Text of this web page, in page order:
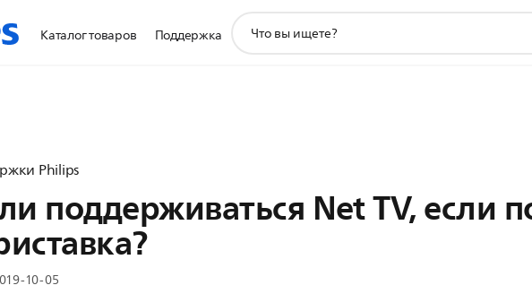
Каталог товаров Поддержка
поддержки
Philips
поддерживаться Net TV, если
10-05